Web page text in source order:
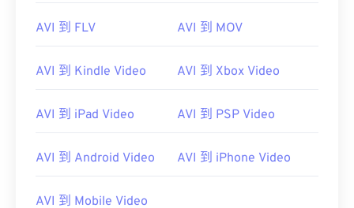
00 00 00 00
00 00 00 00
AVI 到 FLV AVI 到 MOV
AVI 到 Kindle Video AVI 到 Xbox Video
AVI 到 iPad Video AVI 到 PSP Video
AVI 到 Android Video AVI 到 iPhone Video
AVI 到 Mobile Video